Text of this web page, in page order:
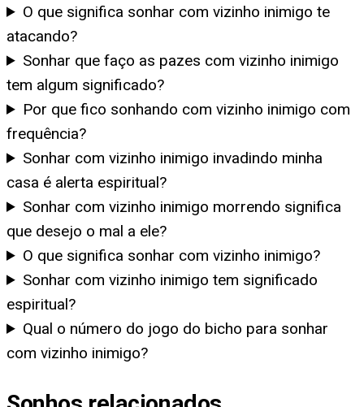
O que significa sonhar com vizinho inimigo te
atacando?
Sonhar que faço as pazes com vizinho inimigo
tem algum significado?
Por que fico sonhando com vizinho inimigo com
frequência?
Sonhar com vizinho inimigo invadindo minha
casa é alerta espiritual?
Sonhar com vizinho inimigo morrendo significa
que desejo o mal a ele?
O que significa sonhar com vizinho inimigo?
Sonhar com vizinho inimigo tem significado
espiritual?
Qual o número do jogo do bicho para sonhar
com vizinho inimigo?